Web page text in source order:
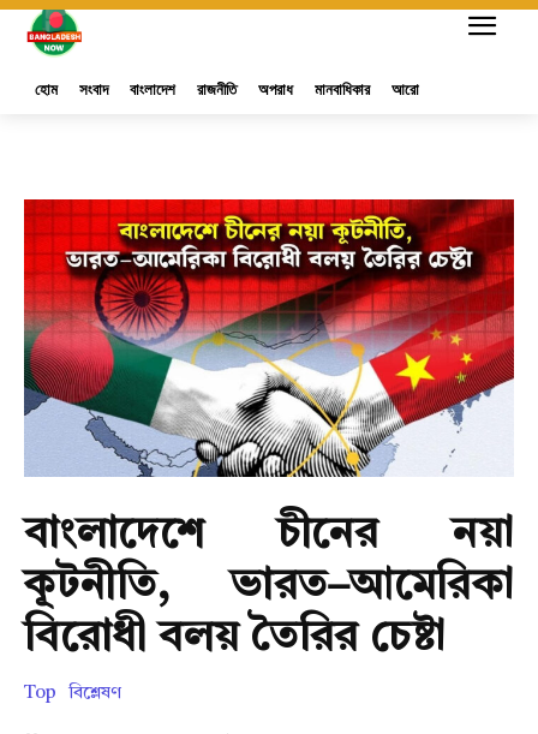
হোম সংবাদ বাংলাদেশ রাজনীতি অপরাধ মানবাধিকার আরো
বাংলাদেশে চীনের নয়া
কূটনীতি, ভারত–আমেরিকা
বিরোধী বলয় তৈরির চেষ্টা
Top বিশ্লেষণ